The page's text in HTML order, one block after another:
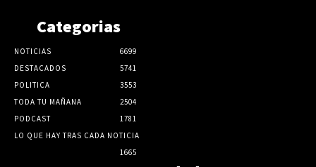
Categorias
NOTICIAS
6699
DESTACADOS
5741
POLITICA
3553
TODA TU MAÑANA
2504
PODCAST
1781
LO QUE HAY TRAS CADA NOTICIA
1665